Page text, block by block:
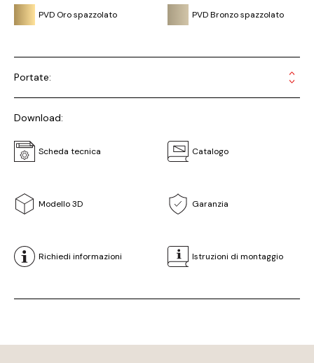
PVD Oro spazzolato PVD Bronzo spazzolato
Portate:
Download:
Scheda tecnica Catalogo
Modello 3D Garanzia
Richiedi informazioni Istruzioni di montaggio